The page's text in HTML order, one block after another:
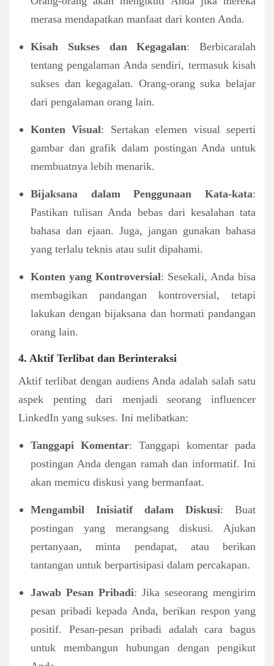
merasa mendapatkan manfaat dari konten Anda.
Kisah Sukses dan Kegagalan: Berbicaralah
tentang pengalaman Anda sendiri, termasuk kisah
sukses dan kegagalan. Orang-orang suka belajar
dari pengalaman orang lain.
Konten Visual: Sertakan elemen visual seperti
gambar dan grafik dalam postingan Anda untuk
membuatnya lebih menarik.
Bijaksana dalam Penggunaan Kata-kata:
Pastikan tulisan Anda bebas dari kesalahan tata
bahasa dan ejaan. Juga, jangan gunakan bahasa
yang terlalu teknis atau sulit dipahami.
Konten yang Kontroversial: Sesekali, Anda bisa
membagikan pandangan kontroversial, tetapi
lakukan dengan bijaksana dan hormati pandangan
orang lain.
4. Aktif Terlibat dan Berinteraksi
Aktif terlibat dengan audiens Anda adalah salah satu
aspek penting dari menjadi seorang influencer
LinkedIn yang sukses. Ini melibatkan:
Tanggapi Komentar: Tanggapi komentar pada
postingan Anda dengan ramah dan informatif. Ini
akan memicu diskusi yang bermanfaat.
Mengambil Inisiatif dalam Diskusi: Buat
postingan yang merangsang diskusi. Ajukan
pertanyaan, minta pendapat, atau berikan
tantangan untuk berpartisipasi dalam percakapan.
Jawab Pesan Pribadi: Jika seseorang mengirim
pesan pribadi kepada Anda, berikan respon yang
positif. Pesan-pesan pribadi adalah cara bagus
untuk membangun hubungan dengan pengikut